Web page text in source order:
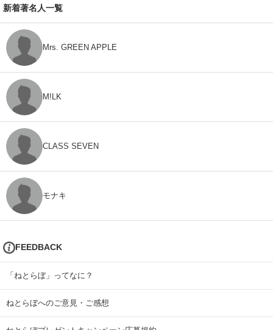
新着著名人一覧
Mrs. GREEN APPLE
M!LK
CLASS SEVEN
モナキ
FEEDBACK
「ねとらぼ」ってなに？
ねとらぼへのご意見・ご感想